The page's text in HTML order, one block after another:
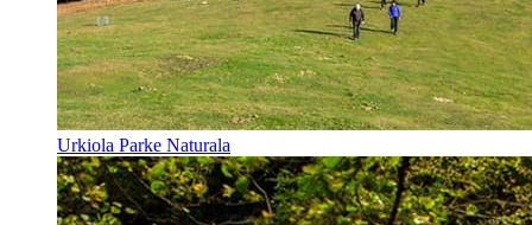
Urkiola Parke Naturala